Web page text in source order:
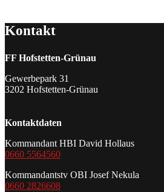
Kontakt
FF Hofstetten-Grünau
Gewerbepark 31
3202 Hofstetten-Grünau
Kontaktdaten
Kommandant HBI David Hollaus
0660 5564560
Kommandantstv OBI Josef Nekula
0660 2826608